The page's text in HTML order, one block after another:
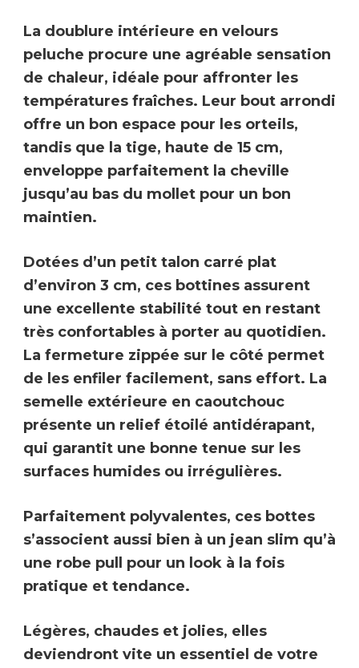
La doublure intérieure en velours
peluche procure une agréable sensation
de chaleur, idéale pour affronter les
températures fraîches. Leur bout arrondi
offre un bon espace pour les orteils,
tandis que la tige, haute de 15 cm,
enveloppe parfaitement la cheville
jusqu’au bas du mollet pour un bon
maintien.
Dotées d’un petit talon carré plat
d’environ 3 cm, ces bottines assurent
une excellente stabilité tout en restant
très confortables à porter au quotidien.
La fermeture zippée sur le côté permet
de les enfiler facilement, sans effort. La
semelle extérieure en caoutchouc
présente un relief étoilé antidérapant,
qui garantit une bonne tenue sur les
surfaces humides ou irrégulières.
Parfaitement polyvalentes, ces bottes
s’associent aussi bien à un jean slim qu’à
une robe pull pour un look à la fois
pratique et tendance.
Légères, chaudes et jolies, elles
deviendront vite un essentiel de votre